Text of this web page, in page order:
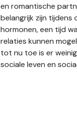
en romantische
belangrijk zijn
hormonen, een tijd
relaties kunnen
tot nu toe is er
sociale leven en